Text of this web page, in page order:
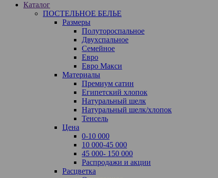
Каталог
ПОСТЕЛЬНОЕ БЕЛЬЕ
Размеры
Полутороспальное
Двухспальное
Семейное
Евро
Евро Макси
Материалы
Премиум сатин
Египетский хлопок
Натуральный шелк
Натуральный шелк/хлопок
Тенсель
Цена
0-10 000
10 000-45 000
45 000- 150 000
Распродажи и акции
Расцветка